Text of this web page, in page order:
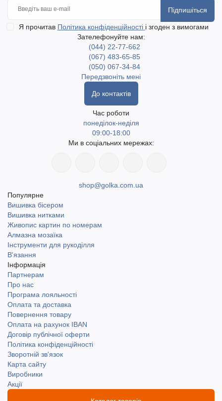
Підпишіться
Я прочитав Політика конфіденційності і згоден з вимогами
Зателефонуйте нам:
(044) 22-77-662
(067) 483-65-85
(050) 067-34-84
Передзвоніть мені
До контактів
Час роботи
понеділок-неділя
09:00-18:00
Ми в соціальних мережах:
shop@golka.com.ua
Популярне
Вишивка бісером
Вишивка нитками
Живопис картин по номерам
Алмазна мозаїка
Інструменти для рукоділля
В'язання
Інформація
Партнерам
Про нас
Програма лояльності
Оплата та доставка
Повернення товару
Оплата на рахунок IBAN
Договір публічної оферти
Політика конфіденційності
Зворотній зв'язок
Карта сайту
Виробники
Акції